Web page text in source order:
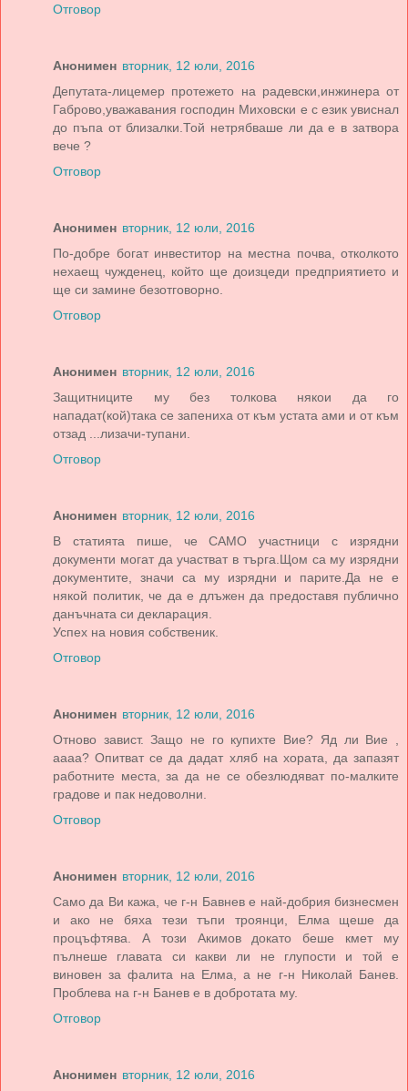
Отговор
Анонимен вторник, 12 юли, 2016
Депутата-лицемер протежето на радевски,инжинера от
Габрово,уважавания господин Миховски е с език увиснал
до пъпа от близалки.Той нетрябваше ли да е в затвора
вече ?
Отговор
Анонимен вторник, 12 юли, 2016
По-добре богат инвеститор на местна почва, отколкото
нехаещ чужденец, който ще доизцеди предприятието и
ще си замине безотговорно.
Отговор
Анонимен вторник, 12 юли, 2016
Защитниците му без толкова някои да го
нападат(кой)така се запениха от към устата ами и от към
отзад ...лизачи-тупани.
Отговор
Анонимен вторник, 12 юли, 2016
В статията пише, че САМО участници с изрядни
документи могат да участват в търга.Щом са му изрядни
документите, значи са му изрядни и парите.Да не е
някой политик, че да е длъжен да предоставя публично
данъчната си декларация.
Успех на новия собственик.
Отговор
Анонимен вторник, 12 юли, 2016
Отново завист. Защо не го купихте Вие? Яд ли Вие ,
аааа? Опитват се да дадат хляб на хората, да запазят
работните места, за да не се обезлюдяват по-малките
градове и пак недоволни.
Отговор
Анонимен вторник, 12 юли, 2016
Само да Ви кажа, че г-н Бавнев е най-добрия бизнесмен
и ако не бяха тези тъпи троянци, Елма щеше да
процъфтява. А този Акимов докато беше кмет му
пълнеше главата си какви ли не глупости и той е
виновен за фалита на Елма, а не г-н Николай Банев.
Проблева на г-н Банев е в добротата му.
Отговор
Анонимен вторник, 12 юли, 2016